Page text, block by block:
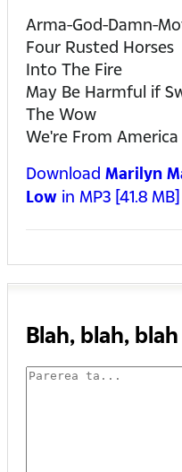
Arma-God-Damn-
Four Rusted Horses
Into The Fire
May Be Harmful if
The Wow
We're From America
Download Marilyn
Low in MP3 [41.8 MB]
Blah, blah, blah